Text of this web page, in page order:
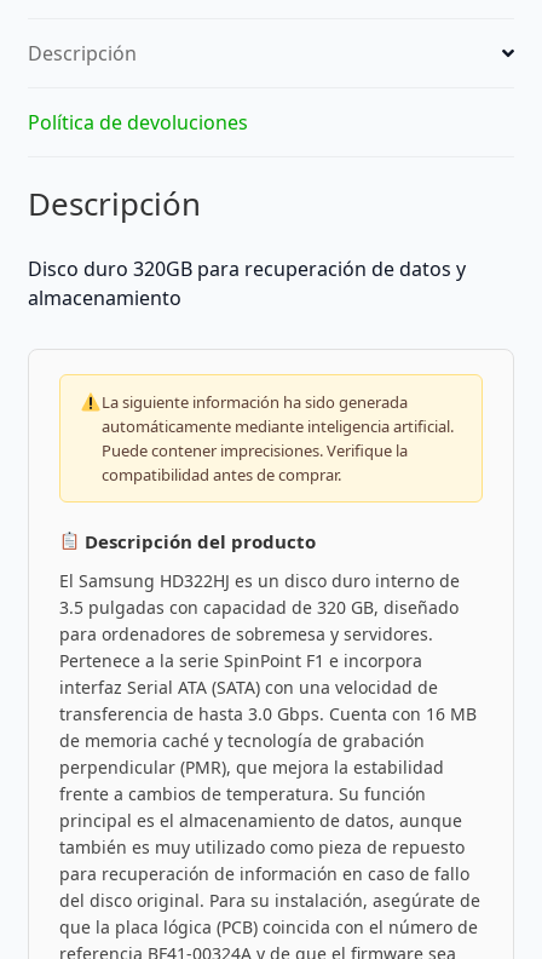
Descripción
Política de devoluciones
Descripción
Disco duro 320GB para recuperación de datos y
almacenamiento
La siguiente información ha sido generada
automáticamente mediante inteligencia artificial.
Puede contener imprecisiones. Verifique la
compatibilidad antes de comprar.
Descripción del producto
El Samsung HD322HJ es un disco duro interno de
3.5 pulgadas con capacidad de 320 GB, diseñado
para ordenadores de sobremesa y servidores.
Pertenece a la serie SpinPoint F1 e incorpora
interfaz Serial ATA (SATA) con una velocidad de
transferencia de hasta 3.0 Gbps. Cuenta con 16 MB
de memoria caché y tecnología de grabación
perpendicular (PMR), que mejora la estabilidad
frente a cambios de temperatura. Su función
principal es el almacenamiento de datos, aunque
también es muy utilizado como pieza de repuesto
para recuperación de información en caso de fallo
del disco original. Para su instalación, asegúrate de
que la placa lógica (PCB) coincida con el número de
referencia BF41-00324A y de que el firmware sea